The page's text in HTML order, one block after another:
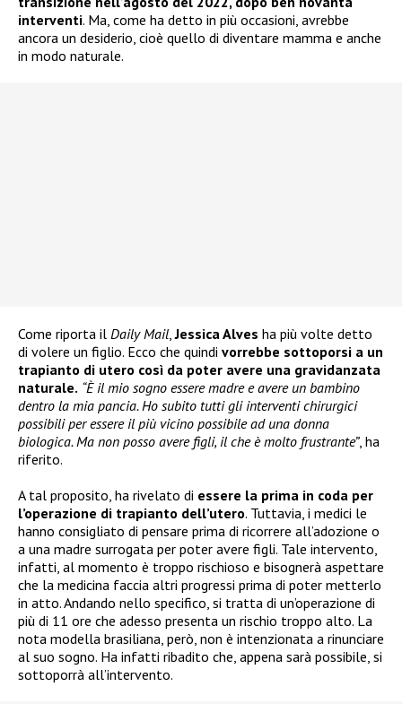
interventi. Ma, come ha detto in più occasioni, avrebbe
ancora un desiderio, cioè quello di diventare mamma e anche
in modo naturale.
Come riporta il Daily Mail,Jessica Alves ha più volte detto
di volere un figlio. Ecco che quindi vorrebbe sottoporsi a un
trapianto di utero così da poter avere una gravidanzata
naturale. “È il mio sogno essere madre e avere un bambino
dentro la mia pancia. Ho subito tutti gli interventi chirurgici
possibili per essere il più vicino possibile ad una donna
biologica. Ma non posso avere figli, il che è molto frustrante”, ha
riferito.
A tal proposito, ha rivelato di essere la prima in coda per
l’operazione di trapianto dell’utero. Tuttavia, i medici le
hanno consigliato di pensare prima di ricorrere all’adozione o
a una madre surrogata per poter avere figli. Tale intervento,
infatti, al momento è troppo rischioso e bisognerà aspettare
che la medicina faccia altri progressi prima di poter metterlo
in atto. Andando nello specifico, si tratta di un’operazione di
più di 11 ore che adesso presenta un rischio troppo alto. La
nota modella brasiliana, però, non è intenzionata a rinunciare
al suo sogno. Ha infatti ribadito che, appena sarà possibile, si
sottoporrà all’intervento.